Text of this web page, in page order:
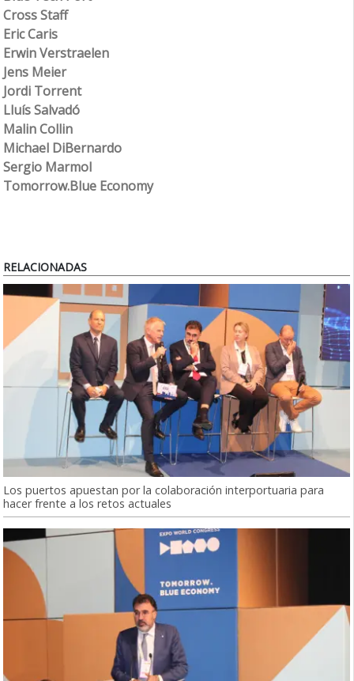
Cross Staff
Eric Caris
Erwin Verstraelen
Jens Meier
Jordi Torrent
Lluís Salvadó
Malin Collin
Michael DiBernardo
Sergio Marmol
Tomorrow.Blue Economy
RELACIONADAS
Los puertos apuestan por la colaboración interportuaria para
hacer frente a los retos actuales